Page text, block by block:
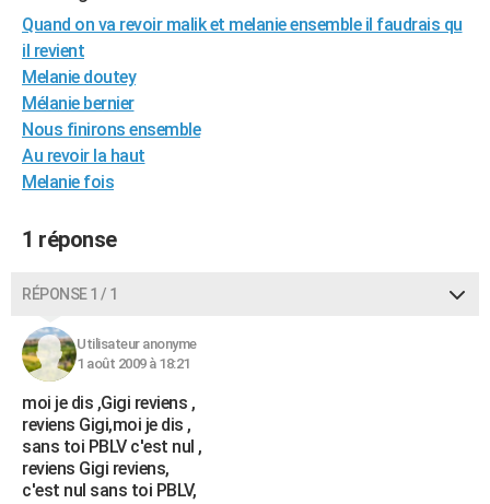
Destinations
City break
Voyage nature
Voyage de noces
Forum
Climat
+PHOTO
GUIDES D'ACHAT
BONS PLANS
CARTE DE VOEUX
Dictionnaire
Biographies
Citations
Expressions
Proverbes
PROGRAMME TV
COPAINS D'AVANT
S'inscrire
Se connecter
Lycées
Collèges
Primaires
Universités
Entreprises
Service militaire
Avis de recherche
AVIS DE DÉCÈS
FORUM
Bricolage
Lifestyle
Culture
Sport
Auto
Television
Voyage
Cinema
Quand on va revoir malik et melanie ensemble il faudrais qu
il revient
Melanie doutey
Mélanie bernier
Nous finirons ensemble
Au revoir la haut
Melanie fois
1 réponse
RÉPONSE 1 / 1
Utilisateur anonyme
1 août 2009 à 18:21
moi je dis ,Gigi reviens ,
reviens Gigi,moi je dis ,
sans toi PBLV c'est nul ,
reviens Gigi reviens,
c'est nul sans toi PBLV,